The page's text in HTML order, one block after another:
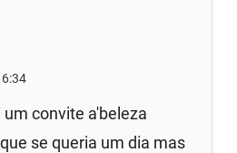
convite a'beleza
se queria um dia mas